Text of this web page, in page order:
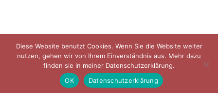
Datenschutzerklärung Impressum
AGB
Versandarten
Warenkorb
© Tanja Hanser 2021
Diese Website benutzt Cookies. Wenn Sie die Website weiter
nutzen, gehen wir von Ihrem Einverständnis aus. Mehr dazu
finden sie in meiner Datenschutzerklärung.
OK
Datenschutzerklärung